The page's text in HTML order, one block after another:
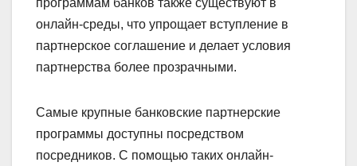
программам банков также существуют в
онлайн-среды, что упрощает вступление в
партнерское соглашение и делает условия
партнерства более прозрачными.
Самые крупные банковские партнерские
программы доступны посредством
посредников. С помощью таких онлайн-